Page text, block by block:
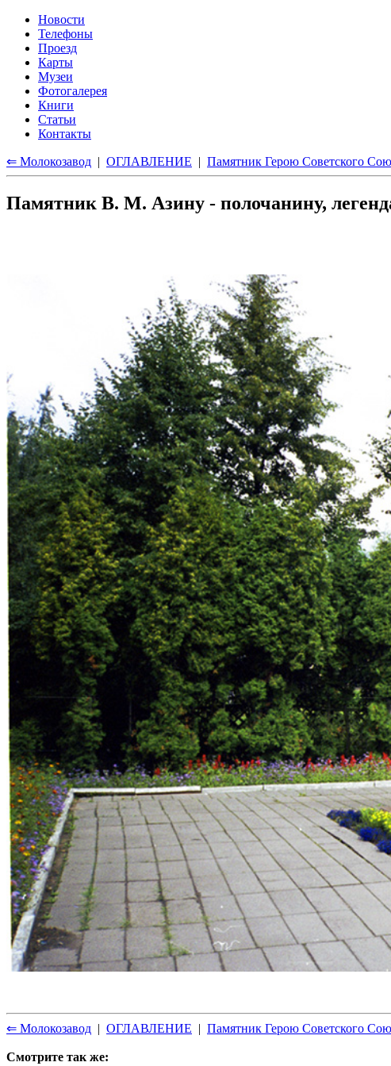
Новости
Телефоны
Проезд
Карты
Музеи
Фотогалерея
Книги
Статьи
Контакты
⇐ Молокозавод | ОГЛАВЛЕНИЕ | Памятник Герою Советского
Памятник В. М. Азину - полочанину,
⇐ Молокозавод | ОГЛАВЛЕНИЕ | Памятник Герою Советского
Смотрите так же: